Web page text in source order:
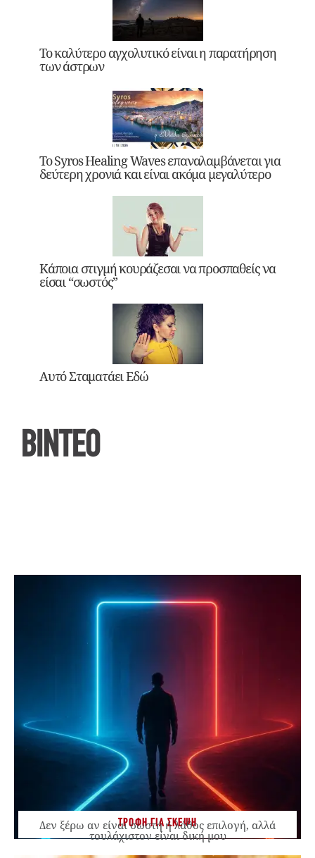
Το καλύτερο αγχολυτικό είναι η παρατήρηση
των άστρων
Το Syros Healing Waves επαναλαμβάνεται για
δεύτερη χρονιά και είναι ακόμα μεγαλύτερο
Κάποια στιγμή κουράζεσαι να προσπαθείς να
είσαι “σωστός”
Αυτό Σταματάει Εδώ
ΒΙΝΤΕΟ
ΤΡΟΦΗ ΓΙΑ ΣΚΕΨΗ
Δεν ξέρω αν είναι σωστή ή λάθος επιλογή, αλλά
τουλάχιστον είναι δική μου